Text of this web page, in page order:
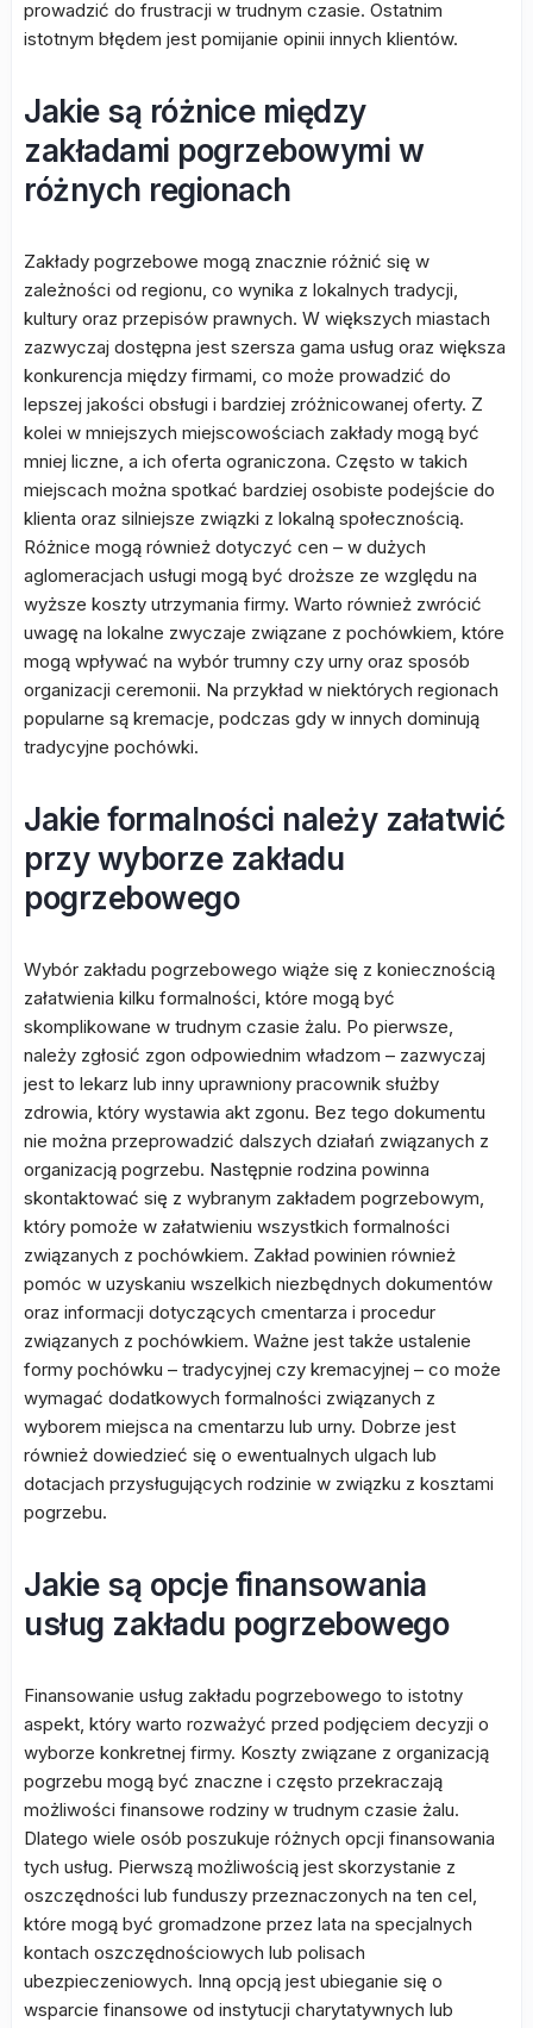
prowadzić do frustracji w trudnym czasie. Ostatnim
istotnym błędem jest pomijanie opinii innych klientów.
Jakie są różnice między
zakładami pogrzebowymi w
różnych regionach
Zakłady pogrzebowe mogą znacznie różnić się w
zależności od regionu, co wynika z lokalnych tradycji,
kultury oraz przepisów prawnych. W większych miastach
zazwyczaj dostępna jest szersza gama usług oraz większa
konkurencja między firmami, co może prowadzić do
lepszej jakości obsługi i bardziej zróżnicowanej oferty. Z
kolei w mniejszych miejscowościach zakłady mogą być
mniej liczne, a ich oferta ograniczona. Często w takich
miejscach można spotkać bardziej osobiste podejście do
klienta oraz silniejsze związki z lokalną społecznością.
Różnice mogą również dotyczyć cen – w dużych
aglomeracjach usługi mogą być droższe ze względu na
wyższe koszty utrzymania firmy. Warto również zwrócić
uwagę na lokalne zwyczaje związane z pochówkiem, które
mogą wpływać na wybór trumny czy urny oraz sposób
organizacji ceremonii. Na przykład w niektórych regionach
popularne są kremacje, podczas gdy w innych dominują
tradycyjne pochówki.
Jakie formalności należy załatwić
przy wyborze zakładu
pogrzebowego
Wybór zakładu pogrzebowego wiąże się z koniecznością
załatwienia kilku formalności, które mogą być
skomplikowane w trudnym czasie żalu. Po pierwsze,
należy zgłosić zgon odpowiednim władzom – zazwyczaj
jest to lekarz lub inny uprawniony pracownik służby
zdrowia, który wystawia akt zgonu. Bez tego dokumentu
nie można przeprowadzić dalszych działań związanych z
organizacją pogrzebu. Następnie rodzina powinna
skontaktować się z wybranym zakładem pogrzebowym,
który pomoże w załatwieniu wszystkich formalności
związanych z pochówkiem. Zakład powinien również
pomóc w uzyskaniu wszelkich niezbędnych dokumentów
oraz informacji dotyczących cmentarza i procedur
związanych z pochówkiem. Ważne jest także ustalenie
formy pochówku – tradycyjnej czy kremacyjnej – co może
wymagać dodatkowych formalności związanych z
wyborem miejsca na cmentarzu lub urny. Dobrze jest
również dowiedzieć się o ewentualnych ulgach lub
dotacjach przysługujących rodzinie w związku z kosztami
pogrzebu.
Jakie są opcje finansowania
usług zakładu pogrzebowego
Finansowanie usług zakładu pogrzebowego to istotny
aspekt, który warto rozważyć przed podjęciem decyzji o
wyborze konkretnej firmy. Koszty związane z organizacją
pogrzebu mogą być znaczne i często przekraczają
możliwości finansowe rodziny w trudnym czasie żalu.
Dlatego wiele osób poszukuje różnych opcji finansowania
tych usług. Pierwszą możliwością jest skorzystanie z
oszczędności lub funduszy przeznaczonych na ten cel,
które mogą być gromadzone przez lata na specjalnych
kontach oszczędnościowych lub polisach
ubezpieczeniowych. Inną opcją jest ubieganie się o
wsparcie finansowe od instytucji charytatywnych lub